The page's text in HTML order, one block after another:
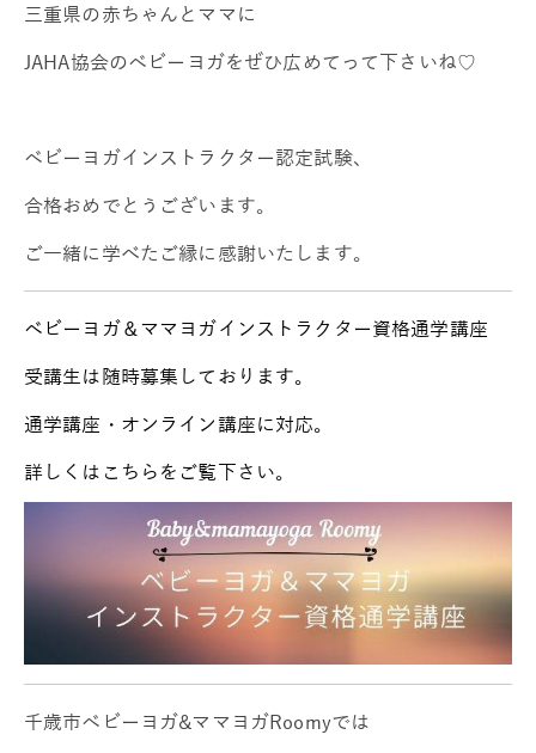
三重県の赤ちゃんとママに
JAHA協会のベビーヨガをぜひ広めてって下さいね♡
ベビーヨガインストラクター認定試験、
合格おめでとうございます。
ご一緒に学べたご縁に感謝いたします。
ベビーヨガ＆ママヨガインストラクター資格通学講座
受講生は随時募集しております。
通学講座・オンライン講座に対応。
詳しくはこちらをご覧下さい。
千歳市ベビーヨガ&ママヨガRoomyでは